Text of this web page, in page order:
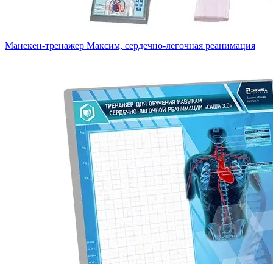
Манекен-тренажер Максим, сердечно-легочная реанимация